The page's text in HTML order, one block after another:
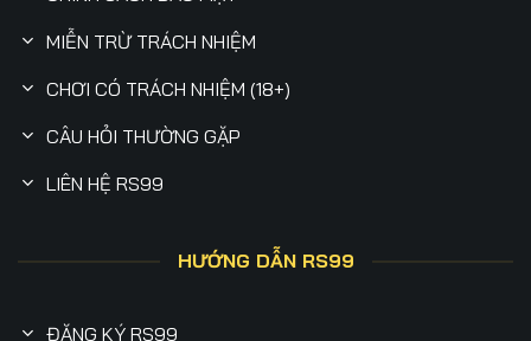
MIỄN TRỪ TRÁCH NHIỆM
CHƠI CÓ TRÁCH NHIỆM (18+)
CÂU HỎI THƯỜNG GẶP
LIÊN HỆ RS99
HƯỚNG DẪN RS99
ĐĂNG KÝ RS99